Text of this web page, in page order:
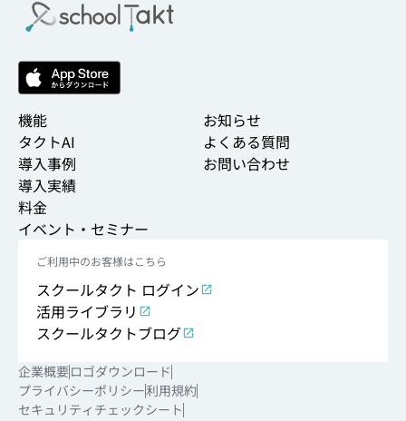
機能
タクトAI
導入事例
導入実績
料金
イベント・セミナー
お知らせ
よくある質問
お問い合わせ
ご利用中のお客様はこちら
スクールタクト ログイン
活用ライブラリ
スクールタクトブログ
企業概要ロゴダウンロード
プライバシーポリシー利用規約
セキュリティチェックシート